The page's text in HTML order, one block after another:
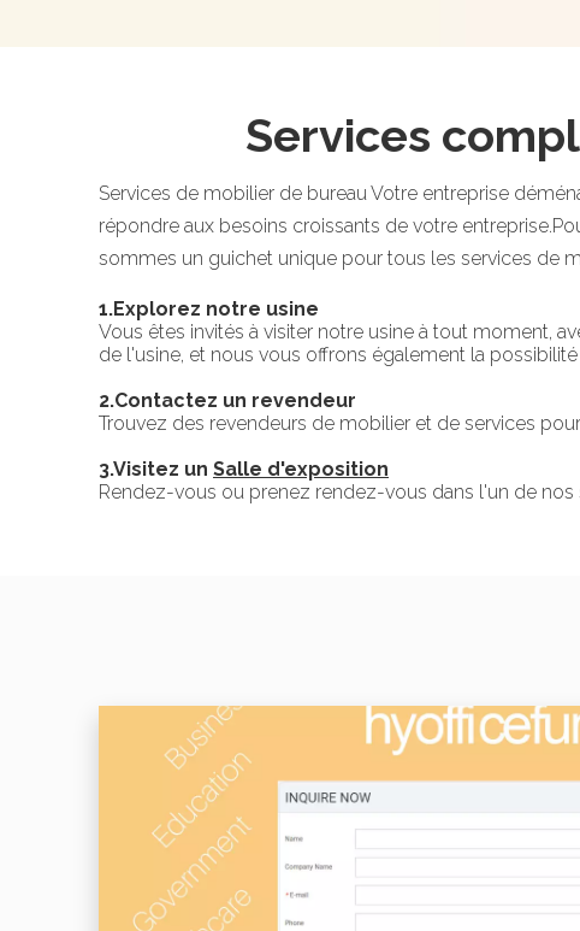
Services
Services de mobilier de bureau Votre entreprise
répondre aux besoins croissants de votre
sommes un guichet unique pour tous les services de
1.Explorez notre usine
Vous êtes invités à visiter notre usine à tout moment,
de l'usine, et nous vous offrons également la
2.Contactez un revendeur
Trouvez des revendeurs de mobilier et de services
3.Visitez un Salle d'exposition
Rendez-vous ou prenez rendez-vous dans l'un de